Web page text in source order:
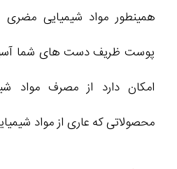
همینطور مواد شیمیایی مضری
پوست ظریف دست های شما
امکان دارد از مصرف مواد
محصولاتی که عاری از مواد